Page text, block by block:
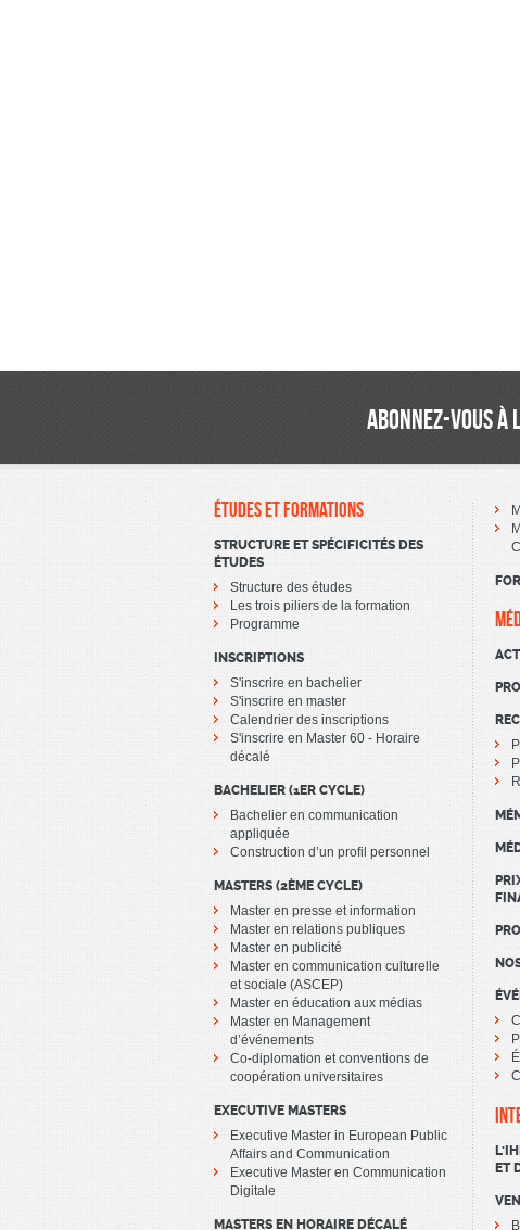
ABONNEZ-VOUS À
ÉTUDES ET FORMATIONS
STRUCTURE ET SPÉCIFICITÉS DES
ÉTUDES
Structure des études
Les trois piliers de la formation
Programme
INSCRIPTIONS
S'inscrire en bachelier
S'inscrire en master
Calendrier des inscriptions
S'inscrire en Master 60 - Horaire
décalé
BACHELIER (1ER CYCLE)
Bachelier en communication
appliquée
Construction d’un profil personnel
MASTERS (2ÈME CYCLE)
Master en presse et information
Master en relations publiques
Master en publicité
Master en communication culturelle
et sociale (ASCEP)
Master en éducation aux médias
Master en Management
d’événements
Co-diplomation et conventions de
coopération universitaires
EXECUTIVE MASTERS
Executive Master in European Public
Affairs and Communication
Executive Master en Communication
Digitale
MASTERS EN HORAIRE DÉCALÉ
ET